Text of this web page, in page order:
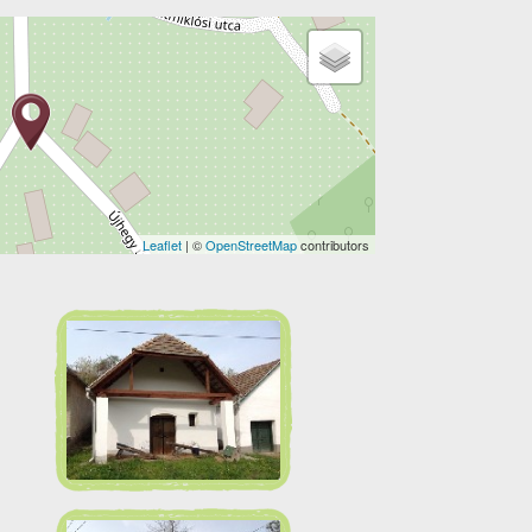
Leaflet | ©OpenStreetMapcontributors